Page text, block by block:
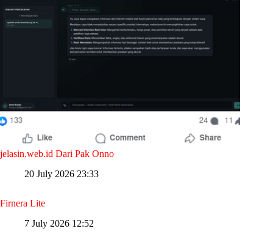
jelasin.web.id Dari Pak Onno
20 July 2026 23:33
Firnera Lite
7 July 2026 12:52